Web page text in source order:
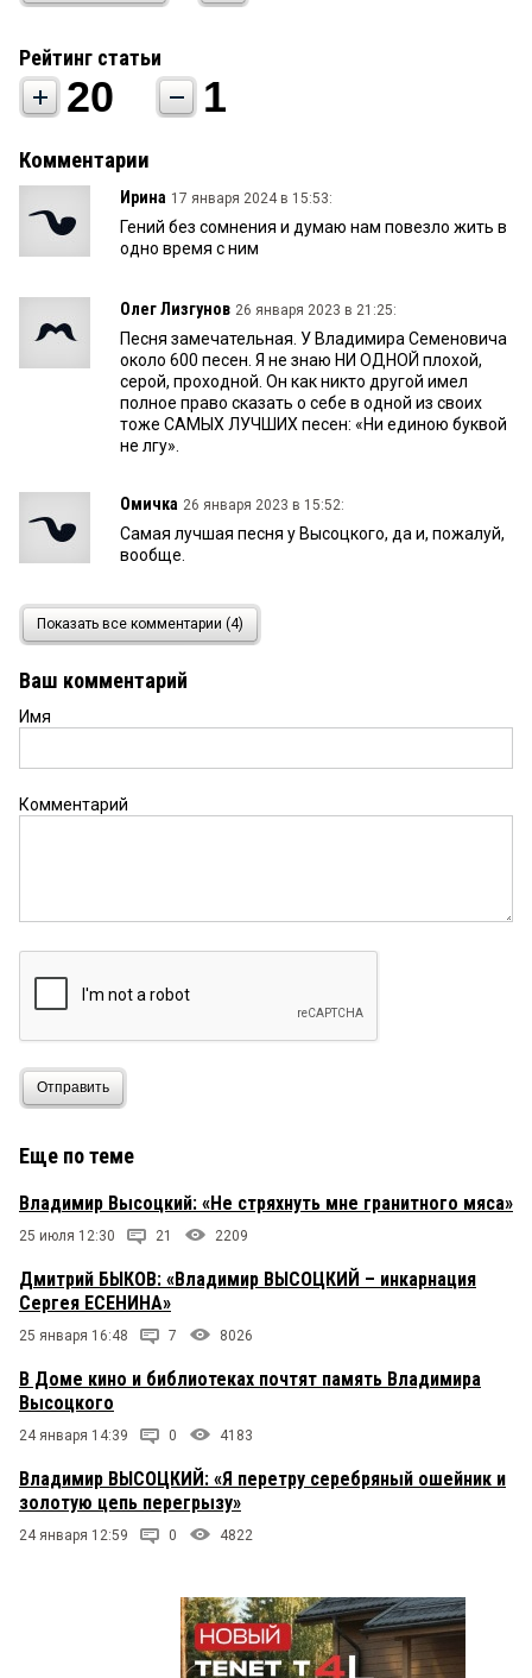
Рейтинг статьи
20 1
Комментарии
Ирина 17 января 2024 в 15:53:
Гений без сомнения и думаю нам повезло жить в
одно время с ним
Олег Лизгунов 26 января 2023 в 21:25:
Песня замечательная. У Владимира Семеновича
около 600 песен. Я не знаю НИ ОДНОЙ плохой,
серой, проходной. Он как никто другой имел
полное право сказать о себе в одной из своих
тоже САМЫХ ЛУЧШИХ песен: «Ни единою буквой
не лгу».
Омичка 26 января 2023 в 15:52:
Самая лучшая песня у Высоцкого, да и, пожалуй,
вообще.
Постоянный Читатель
За поэзию этому Человеку можно простить все
всех одарил!
Показать все комментарии (4)
Ваш комментарий
Имя
Комментарий
Отправить
Еще по теме
Владимир Высоцкий: «Не стряхнуть мне гранитного мяса»
25 июля 12:30 21 2209
Дмитрий БЫКОВ: «Владимир ВЫСОЦКИЙ – инкарнация
Сергея ЕСЕНИНА»
25 января 16:48 7 8026
В Доме кино и библиотеках почтят память Владимира
Высоцкого
24 января 14:39 0 4183
Владимир ВЫСОЦКИЙ: «Я перетру серебряный ошейник и
золотую цепь перегрызу»
24 января 12:59 0 4822